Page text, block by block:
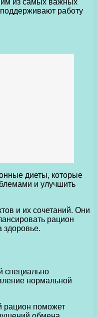
работу
диеты, которые
и улучшить
и их сочетаний. Они
рацион
здоровье.
специально
нормальной
рацион поможет